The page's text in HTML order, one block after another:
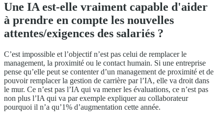
Une IA est-elle vraiment capable d'aider
à prendre en compte les nouvelles
attentes/exigences des salariés ?
C’est impossible et l’objectif n’est pas celui de remplacer le
management, la proximité ou le contact humain. Si une entreprise
pense qu’elle peut se contenter d’un management de proximité et de
pouvoir remplacer la gestion de carrière par l’IA, elle va droit dans
le mur. Ce n’est pas l’IA qui va mener les évaluations, ce n’est pas
non plus l’IA qui va par exemple expliquer au collaborateur
pourquoi il n’a qu’1% d’augmentation cette année.